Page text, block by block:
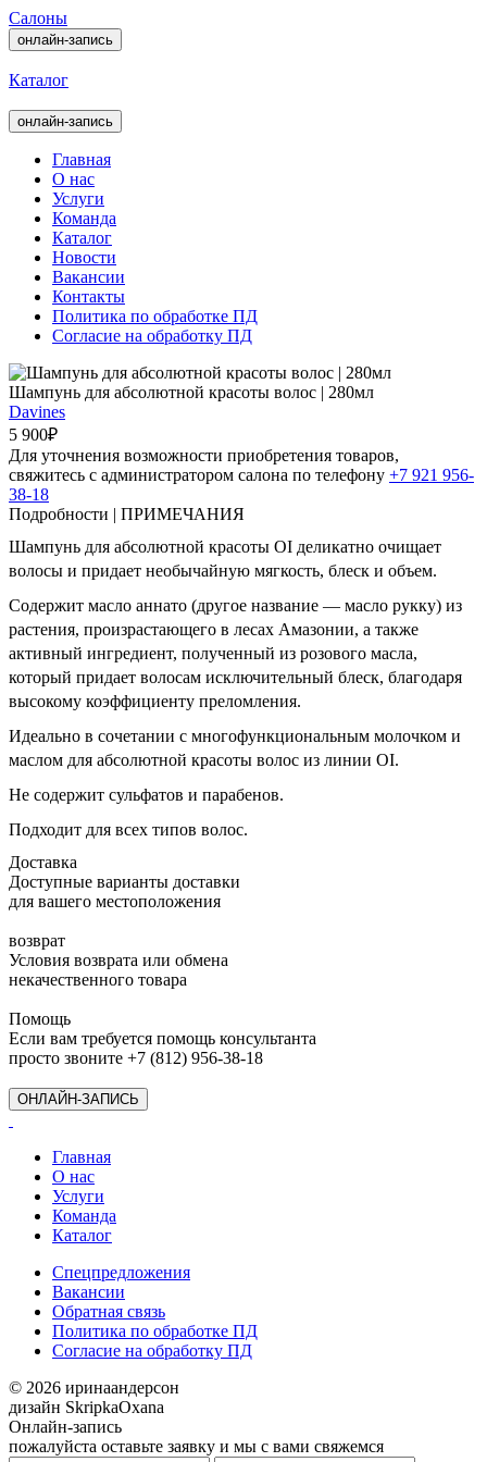
Салоны
онлайн-запись
Каталог
онлайн-запись
Главная
О нас
Услуги
Команда
Каталог
Новости
Вакансии
Контакты
Политика по обработке ПД
Согласие на обработку ПД
Шампунь для абсолютной красоты волос | 280мл
Davines
5 900₽
Для уточнения возможности приобретения товаров,
свяжитесь с администратором салона по телефону +7 921 956-
38-18
Подробности | ПРИМЕЧАНИЯ
Шампунь для абсолютной красоты OI деликатно очищает
волосы и придает необычайную мягкость, блеск и объем.
Содержит масло аннато (другое название — масло рукку) из
растения, произрастающего в лесах Амазонии, а также
активный ингредиент, полученный из розового масла,
который придает волосам исключительный блеск, благодаря
высокому коэффициенту преломления.
Идеально в сочетании с многофункциональным молочком и
маслом для абсолютной красоты волос из линии OI.
Не содержит сульфатов и парабенов.
Подходит для всех типов волос.
Доставка
Доступные варианты доставки
для вашего местоположения
возврат
Условия возврата или обмена
некачественного товара
Помощь
Если вам требуется помощь консультанта
просто звоните +7 (812) 956-38-18
ОНЛАЙН-ЗАПИСЬ
Главная
О нас
Услуги
Команда
Каталог
Спецпредложения
Вакансии
Обратная связь
Политика по обработке ПД
Согласие на обработку ПД
© 2026 иринаандерсон
дизайн SkripkaOxana
Онлайн-запись
пожалуйста оставьте заявку и мы с вами свяжемся